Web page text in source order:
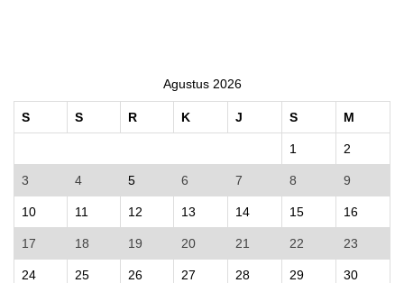
Agustus 2026
S S R K J S M
1 2
3 4 5 6 7 8 9
10 11 12 13 14 15 16
17 18 19 20 21 22 23
24 25 26 27 28 29 30